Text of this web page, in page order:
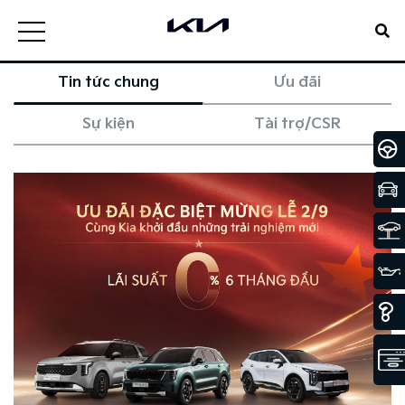
Tin tức chung Ưu đãi
Sự kiện Tài trợ/CSR